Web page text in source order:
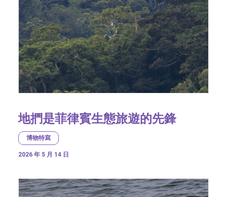
地捫是菲律賓生態旅遊的先鋒
博物特寫
2026 年 5 月 14 日